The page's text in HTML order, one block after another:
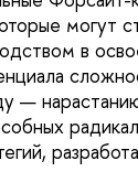
могут
в
—